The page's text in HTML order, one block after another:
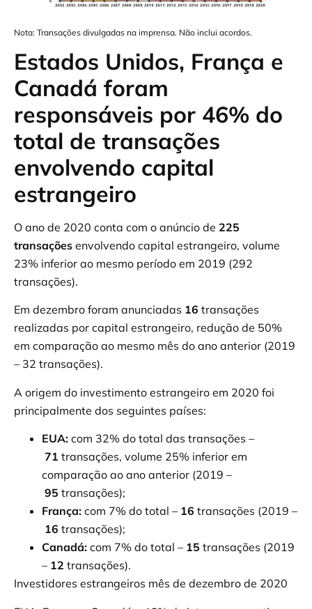
Nota: Transações divulgadas na imprensa. Não inclui acordos.
Estados Unidos, França e
Canadá foram
responsáveis por 46% do
total de transações
envolvendo capital
estrangeiro
O ano de 2020 conta com o anúncio de 225
transações envolvendo capital estrangeiro, volume
23% inferior ao mesmo período em 2019 (292
transações).
Em dezembro foram anunciadas 16 transações
realizadas por capital estrangeiro, redução de 50%
em comparação ao mesmo mês do ano anterior (2019
– 32 transações).
A origem do investimento estrangeiro em 2020 foi
principalmente dos seguintes países:
EUA: com 32% do total das transações –
71 transações, volume 25% inferior em
comparação ao ano anterior (2019 –
95 transações);
França: com 7% do total – 16 transações (2019 –
16 transações);
Canadá: com 7% do total – 15 transações (2019
– 12 transações).
Investidores estrangeiros mês de dezembro de 2020